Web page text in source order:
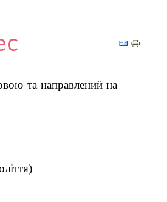
та направлений на